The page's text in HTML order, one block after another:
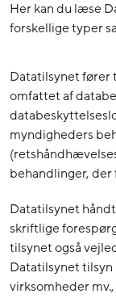
Her kan du læse
forskellige typer
Datatilsynet fører
omfattet af
myndigheders
behandlinger,
Datatilsynet
skriftlige
tilsynet også
Datatilsynet
virksomheder